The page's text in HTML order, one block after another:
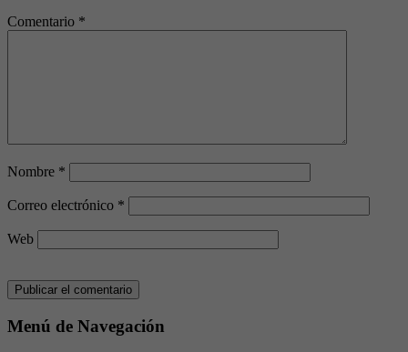
Comentario *
Nombre *
Correo electrónico *
Web
Menú de Navegación